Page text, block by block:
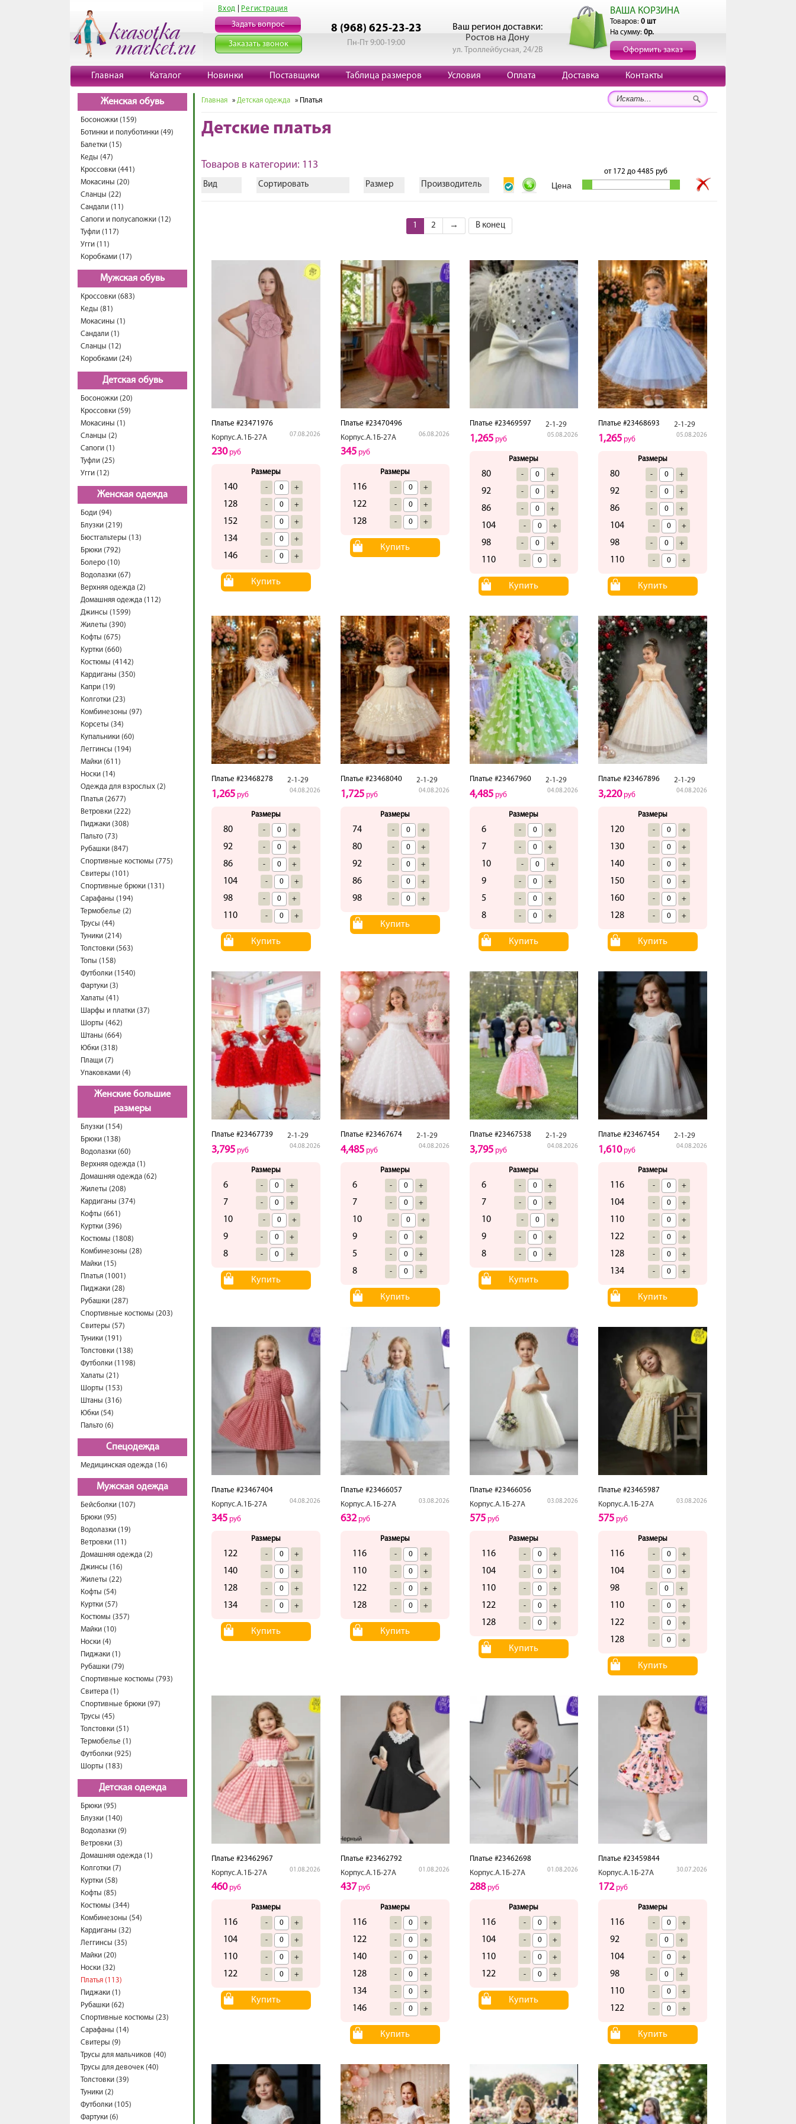
Вход Регистрация
Задать вопрос
Заказать звонок
8 (968) 625-23-23
Пн-Пт 9:00-19:00
Ваш регион доставки:
Ростов на Дону
ул. Троллейбусная, 24/2В
ВАША КОРЗИНА
Товаров: 0 шт
На сумму: 0р.
Оформить заказ
Главная Каталог Новинки Поставщики Таблица размеров Условия Оплата Доставка Контакты
Женская обувь
Босоножки (159)
Ботинки и полуботинки (49)
Балетки (15)
Кеды (47)
Кроссовки (441)
Мокасины (20)
Сланцы (22)
Сандали (11)
Сапоги и полусапожки (12)
Туфли (117)
Угги (11)
Коробками (17)
Мужская обувь
Кроссовки (683)
Кеды (81)
Мокасины (1)
Сандали (1)
Сланцы (12)
Коробками (24)
Детская обувь
Босоножки (20)
Кроссовки (59)
Мокасины (1)
Сланцы (2)
Сапоги (1)
Туфли (25)
Угги (12)
Женская одежда
Боди (94)
Блузки (219)
Бюстгальтеры (13)
Брюки (792)
Болеро (10)
Водолазки (67)
Верхняя одежда (2)
Домашняя одежда (112)
Джинсы (1599)
Жилеты (390)
Кофты (675)
Куртки (660)
Костюмы (4142)
Кардиганы (350)
Капри (19)
Колготки (23)
Комбинезоны (97)
Корсеты (34)
Купальники (60)
Леггинсы (194)
Майки (611)
Носки (14)
Одежда для взрослых (2)
Платья (2677)
Ветровки (222)
Пиджаки (308)
Пальто (73)
Рубашки (847)
Спортивные костюмы (775)
Свитеры (101)
Спортивные брюки (131)
Сарафаны (194)
Термобелье (2)
Трусы (44)
Туники (214)
Толстовки (563)
Топы (158)
Футболки (1540)
Фартуки (3)
Халаты (41)
Шарфы и платки (37)
Шорты (462)
Штаны (664)
Юбки (318)
Плащи (7)
Упаковками (4)
Женские большие
размеры
Блузки (154)
Брюки (138)
Водолазки (60)
Верхняя одежда (1)
Домашняя одежда (62)
Жилеты (208)
Кардиганы (374)
Кофты (661)
Куртки (396)
Костюмы (1808)
Комбинезоны (28)
Майки (15)
Платья (1001)
Пиджаки (28)
Рубашки (287)
Спортивные костюмы (203)
Свитеры (57)
Туники (191)
Толстовки (138)
Футболки (1198)
Халаты (21)
Шорты (153)
Штаны (316)
Юбки (54)
Пальто (6)
Спецодежда
Медицинская одежда (16)
Мужская одежда
Бейсболки (107)
Брюки (95)
Водолазки (19)
Ветровки (11)
Домашняя одежда (2)
Джинсы (16)
Жилеты (22)
Кофты (54)
Куртки (57)
Костюмы (357)
Майки (10)
Носки (4)
Пиджаки (1)
Рубашки (79)
Спортивные костюмы (793)
Свитера (1)
Спортивные брюки (97)
Трусы (45)
Толстовки (51)
Термобелье (1)
Футболки (925)
Шорты (183)
Детская одежда
Брюки (95)
Блузки (140)
Водолазки (9)
Ветровки (3)
Домашняя одежда (1)
Колготки (7)
Куртки (58)
Кофты (85)
Костюмы (344)
Комбинезоны (54)
Кардиганы (32)
Леггинсы (35)
Майки (20)
Носки (32)
Платья (113)
Пиджаки (1)
Рубашки (62)
Спортивные костюмы (23)
Сарафаны (14)
Свитеры (9)
Трусы для мальчиков (40)
Трусы для девочек (40)
Толстовки (39)
Туники (2)
Футболки (105)
Фартуки (6)
Главная » Детская одежда » Платья
Детские платья
Товаров в категории: 113
Вид Сортировать Размер Производитель
от 172 до 4485 руб
1 2 → В конец
Платье #23471976
Корпус.А.1Б-27А
07.08.2026
230руб
Размеры
140 - +
128 - +
152 - +
134 - +
146 - +
Купить
Платье #23470496
Корпус.А.1Б-27А
06.08.2026
345руб
Размеры
116 - +
122 - +
128 - +
Купить
Платье #23469597 2-1-29
05.08.2026
1,265руб
Размеры
80 - +
92 - +
86 - +
104 - +
98 - +
110 - +
Купить
Платье #23468693 2-1-29
05.08.2026
1,265 руб
Размеры
80 - +
92 - +
86 - +
104 - +
98 - +
110 - +
Купить
Платье #23468278 2-1-29
04.08.2026
1,265 руб
Размеры
80 - +
92 - +
86 - +
104 - +
98 - +
110 - +
Купить
Платье #23468040 2-1-29
04.08.2026
1,725руб
Размеры
74 - +
80 - +
92 - +
86 - +
98 - +
Купить
Платье #23467960 2-1-29
04.08.2026
4,485руб
Размеры
6 - +
7 - +
10 - +
9 - +
5 - +
8 - +
Купить
Платье #23467896 2-1-29
04.08.2026
3,220руб
Размеры
120 - +
130 - +
140 - +
150 - +
160 - +
128 - +
Купить
Платье #23467739 2-1-29
04.08.2026
3,795 руб
Размеры
6 - +
7 - +
10 - +
9 - +
8 - +
Купить
Платье #23467674 2-1-29
04.08.2026
4,485руб
Размеры
6 - +
7 - +
10 - +
9 - +
5 - +
8 - +
Купить
Платье #23467538 2-1-29
04.08.2026
3,795руб
Размеры
6 - +
7 - +
10 - +
9 - +
8 - +
Купить
Платье #23467454 2-1-29
04.08.2026
1,610руб
Размеры
116 - +
104 - +
110 - +
122 - +
128 - +
134 - +
Купить
Платье #23467404
Корпус.А.1Б-27А
04.08.2026
345 руб
Размеры
122 - +
140 - +
128 - +
134 - +
Купить
Платье #23466057
Корпус.А.1Б-27А
03.08.2026
632руб
Размеры
116 - +
110 - +
122 - +
128 - +
Купить
Платье #23466056
Корпус.А.1Б-27А
03.08.2026
575руб
Размеры
116 - +
104 - +
110 - +
122 - +
128 - +
Купить
Платье #23465987
Корпус.А.1Б-27А
03.08.2026
575 руб
Размеры
116 - +
104 - +
98 - +
110 - +
122 - +
128 - +
Купить
Платье #23462967
Корпус.А.1Б-27А
01.08.2026
460руб
Размеры
116 - +
104 - +
110 - +
122 - +
Купить
Платье #23462792
Корпус.А.1Б-27А
01.08.2026
437 руб
Размеры
116 - +
122 - +
140 - +
128 - +
134 - +
146 - +
Купить
Платье #23462698
Корпус.А.1Б-27А
01.08.2026
288руб
Размеры
116 - +
104 - +
110 - +
122 - +
Купить
Платье #23459844
Корпус.А.1Б-27А
30.07.2026
172руб
Размеры
116 - +
92 - +
104 - +
98 - +
110 - +
122 - +
Купить